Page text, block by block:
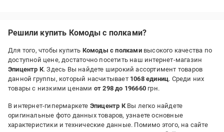
Решили купить Комоды с полками?
Для того, чтобы купить Комоды с полкамивысокого качества по
доступной цене, достаточно посетить наш интернет-магазин
Эпицентр К. Здесь Вы найдете широкий ассортимент товаров
данной группы, который насчитывает 1068 единиц. Среди них
товары с низкими ценами от 298 до 196660 грн.
В интернет-гипермаркете Эпицентр КВы легко найдете
оригинальные фото данных товаров, узнаете основные
характеристики и технические данные. Помимо этого, на сайте